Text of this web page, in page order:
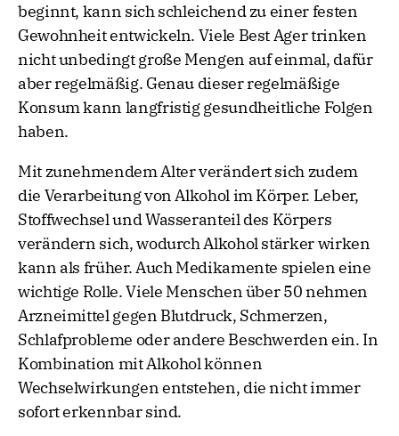
beginnt, kann sich schleichend zu einer festen
Gewohnheit entwickeln. Viele Best Ager trinken
nicht unbedingt große Mengen auf einmal, dafür
aber regelmäßig. Genau dieser regelmäßige
Konsum kann langfristig gesundheitliche Folgen
haben.
Mit zunehmendem Alter verändert sich zudem
die Verarbeitung von Alkohol im Körper. Leber,
Stoffwechsel und Wasseranteil des Körpers
verändern sich, wodurch Alkohol stärker wirken
kann als früher. Auch Medikamente spielen eine
wichtige Rolle. Viele Menschen über 50 nehmen
Arzneimittel gegen Blutdruck, Schmerzen,
Schlafprobleme oder andere Beschwerden ein. In
Kombination mit Alkohol können
Wechselwirkungen entstehen, die nicht immer
sofort erkennbar sind.